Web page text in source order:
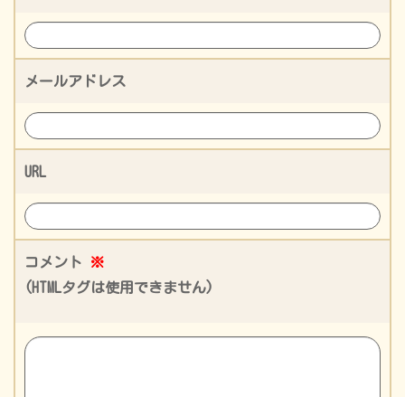
メールアドレス
URL
コメント
※
(HTMLタグは使用できません)